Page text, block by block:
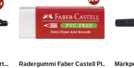
Radergummi Faber Castell Pl...